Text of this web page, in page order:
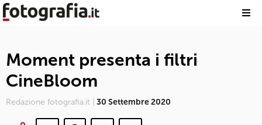
Moment presenta i filtri
CineBloom
Redazione fotografia.it | 30 Settembre 2020